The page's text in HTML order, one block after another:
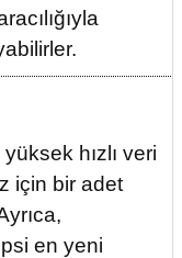
hızlı veri
için bir adet
en yeni